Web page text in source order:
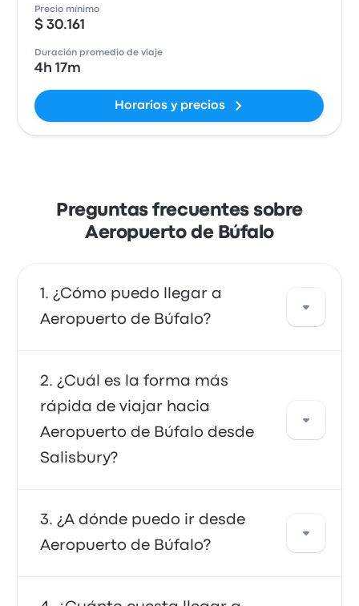
Precio mínimo
$ 30.161
Duración promedio de viaje
4h 17m
Horarios y precios
Preguntas frecuentes sobre
Aeropuerto de Búfalo
¿Cómo puedo llegar a
Aeropuerto de Búfalo?
Puedes tomar el autobús, que proporciona
acceso directo al aeropuerto. También
puedes tomar un taxi o usar un servicio de
coche compartido.
¿Cuál es la forma más
rápida de viajar hacia
Aeropuerto de Búfalo desde
Salisbury?
La forma más rápida de viajar hacia y desde
Aeropuerto de Búfalo es en autobús, que
ofrece un transporte conveniente a las
terminales del aeropuerto. Los buses suelen
¿A dónde puedo ir desde
Aeropuerto de Búfalo?